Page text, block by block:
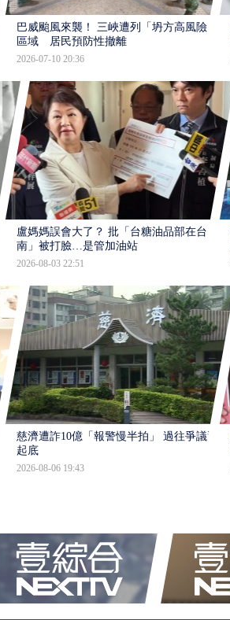
巴威颱風來襲！ 三峽遭列「坍方高風險」
區域 居民預防性撤離
2026-07-10 20:36
盧媽媽誤會大了？ 批「台糖油品部在台
南」被打臉…是管加油站
2026-08-03 22:51
慈濟遭詐10億「報警慢半拍」 過往爭議遭
起底
2026-08-06 19:43